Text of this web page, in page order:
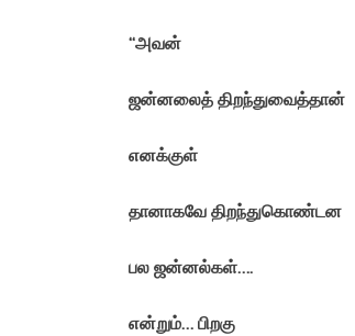
“அவன்
ஜன்னலைத் திறந்துவைத்தான்
எனக்குள்
தானாகவே திறந்துகொண்டன
பல ஜன்னல்கள்….
என்றும்… பிறகு